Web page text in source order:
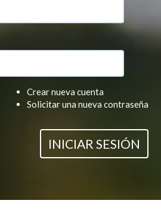
Crear nueva cuenta
Solicitar una nueva contraseña
INICIAR SESIÓN